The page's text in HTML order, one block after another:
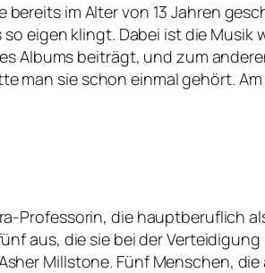
im Alter von 13 Jahren
eigen klingt. Dabei ist die
Albums beiträgt, und zum
man sie schon einmal gehört.
Professorin, die hauptberuflich
aus, die sie bei der
Millstone. Fünf Menschen,